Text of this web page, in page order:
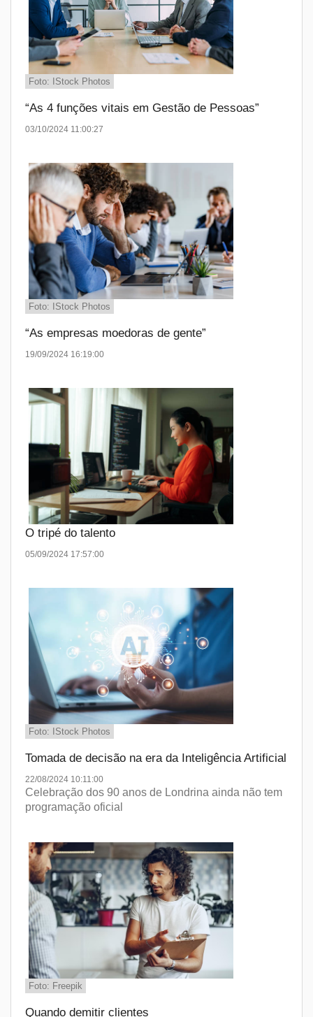
Foto: IStock Photos
“As 4 funções vitais em Gestão de Pessoas”
03/10/2024 11:00:27
Foto: IStock Photos
“As empresas moedoras de gente”
19/09/2024 16:19:00
O tripé do talento
05/09/2024 17:57:00
Foto: IStock Photos
Tomada de decisão na era da Inteligência Artificial
22/08/2024 10:11:00
Celebração dos 90 anos de Londrina ainda não tem
programação oficial
Foto: Freepik
Quando demitir clientes